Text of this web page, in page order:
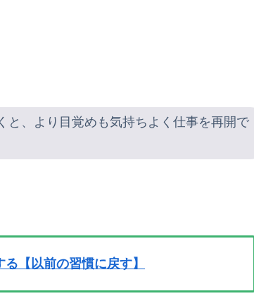
と、より目覚めも気持ちよく仕事を再開で
【以前の習慣に戻す】